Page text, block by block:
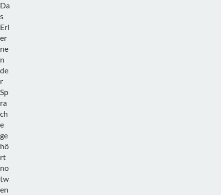
Da
s
Erl
er
ne
n
de
r
Sp
ra
ch
e
ge
hö
rt
no
tw
en